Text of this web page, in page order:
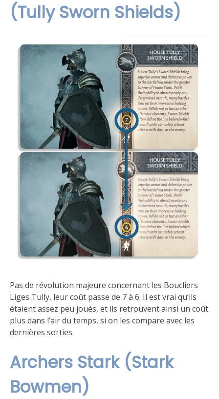
(Tully Sworn Shields)
Pas de révolution majeure concernant les Boucliers
Liges Tully, leur coût passe de 7 à 6. Il est vrai qu’ils
étaient assez peu joués, et ils retrouvent ainsi un coût
plus dans l’air du temps, si on les compare avec les
dernières sorties.
Archers Stark (Stark
Bowmen)